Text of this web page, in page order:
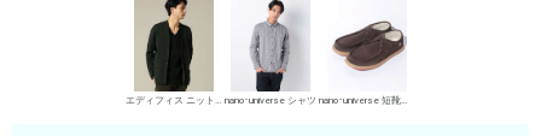
エディフィス ニットジャケット nano･universe シャツ nano･universe 短靴・レザーシューズ